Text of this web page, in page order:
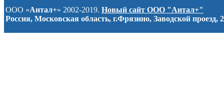
ООО «Антал+» 2002-2019. Новый сайт ООО "Антал+"
Россия, Московская область, г.Фрязино, Заводской проезд, 2